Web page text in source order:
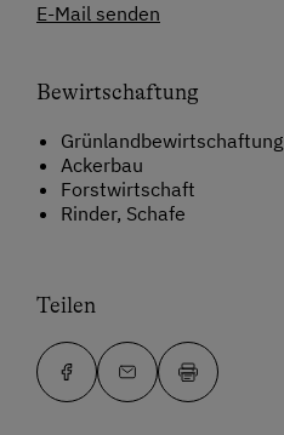
E-Mail senden
Bewirtschaftung
Grünlandbewirtschaftung
Ackerbau
Forstwirtschaft
Rinder, Schafe
Teilen